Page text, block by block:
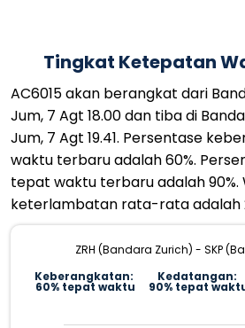
Tingkat Ketepatan
AC6015 akan berangkat dari
Jum, 7 Agt 18.00 dan tiba di
Jum, 7 Agt 19.41. Persentase
waktu terbaru adalah 60%.
tepat waktu terbaru adalah 90%.
keterlambatan rata-rata adalah
ZRH (Bandara Zurich) - SKP
Keberangkatan:
60% tepat waktu
Kedatangan:
90% tepat